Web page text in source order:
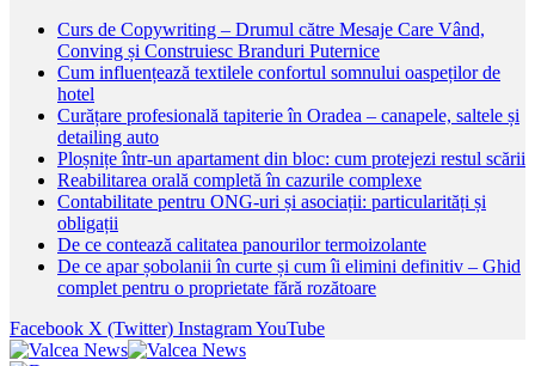
Curs de Copywriting – Drumul către Mesaje Care Vând,
Conving și Construiesc Branduri Puternice
Cum influențează textilele confortul somnului oaspeților de
hotel
Curățare profesională tapiterie în Oradea – canapele, saltele și
detailing auto
Ploșnițe într-un apartament din bloc: cum protejezi restul scării
Reabilitarea orală completă în cazurile complexe
Contabilitate pentru ONG-uri și asociații: particularități și
obligații
De ce contează calitatea panourilor termoizolante
De ce apar șobolanii în curte și cum îi elimini definitiv – Ghid
complet pentru o proprietate fără rozătoare
Facebook X (Twitter) InstagramYouTube